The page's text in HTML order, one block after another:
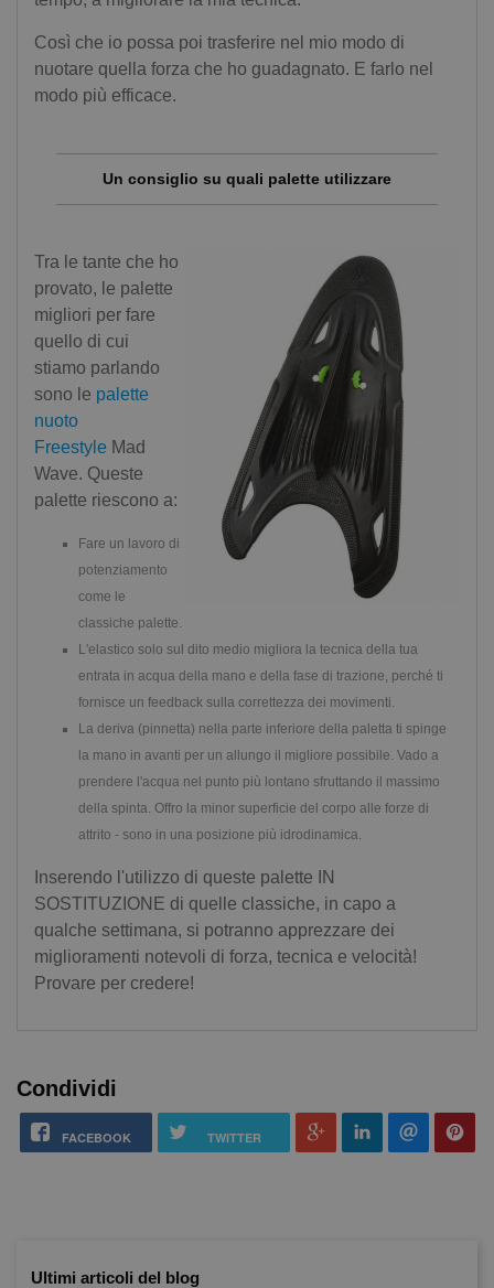
Così che io possa poi trasferire nel mio modo di
nuotare quella forza che ho guadagnato. E farlo nel
modo più efficace.
Un consiglio su quali palette utilizzare
Tra le tante che ho
provato, le palette
migliori per fare
quello di cui
stiamo parlando
sono le palette
nuoto
Freestyle Mad
Wave. Queste
palette riescono a:
Fare un lavoro di
potenziamento
come le
classiche palette.
L'elastico solo sul dito medio migliora la tecnica della tua
entrata in acqua della mano e della fase di trazione, perché ti
fornisce un feedback sulla correttezza dei movimenti.
La deriva (pinnetta) nella parte inferiore della paletta ti spinge
la mano in avanti per un allungo il migliore possibile. Vado a
prendere l'acqua nel punto più lontano sfruttando il massimo
della spinta. Offro la minor superficie del corpo alle forze di
attrito - sono in una posizione più idrodinamica.
Inserendo l'utilizzo di queste palette IN
SOSTITUZIONE di quelle classiche, in capo a
qualche settimana, si potranno apprezzare dei
miglioramenti notevoli di forza, tecnica e velocità!
Provare per credere!
Condividi
FACEBOOK TWITTER
Ultimi articoli del blog